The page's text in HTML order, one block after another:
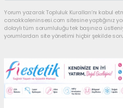
Yorum yazarak Topluluk Kuralları’nı kabul
canakkaleninsesi.com sitesine yaptığınız
dolaylı tüm sorumluluğu tek başınıza
yorumlardan site yönetimi hiçbir şekilde